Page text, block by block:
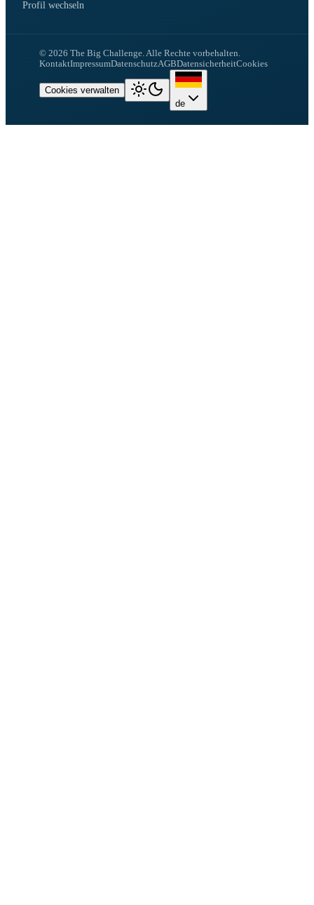
Profil wechseln
© 2026 The Big Challenge.Alle Rechte vorbehalten.
KontaktImpressumDatenschutzAGBDatensicherheitCookies
Cookies verwalten
de